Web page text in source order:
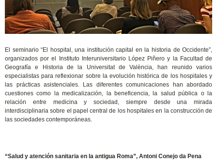
El seminario “El hospital, una institución capital en la historia de Occidente”,
organizados por el Instituto Interuniversitario López Piñero y la Facultad de
Geografía e Historia de la Universitat de València, han reunido varios
especialistas para reflexionar sobre la evolución histórica de los hospitales y
las prácticas asistenciales. Las diferentes comunicaciones han abordado
cuestiones como la medicalización, la beneficencia, la salud pública o la
relación entre medicina y sociedad, siempre desde una mirada
interdisciplinaria sobre el papel central de los hospitales en la construcción de
las sociedades contemporáneas.
“Salud y atención sanitaria en la antigua Roma”, Antoni Conejo da Pena